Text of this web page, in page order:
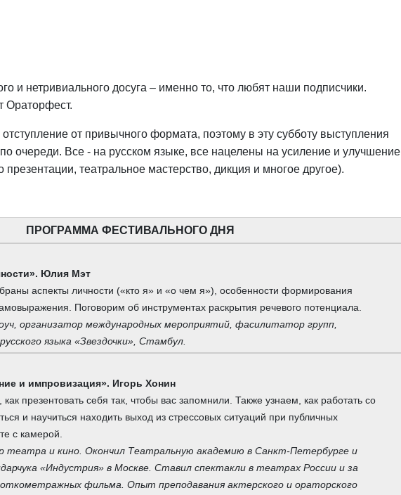
и нетривиального досуга – именно то, что любят наши подписчики.
Ораторфест.
от привычного формата, поэтому в эту субботу выступления
по очереди. Все - на русском языке, все нацелены на усиление и улучшение
презентации, театральное мастерство, дикция и многое другое).
ПРОГРАММА ФЕСТИВАЛЬНОГО ДНЯ
Юлия Мэт
аспекты личности («кто я» и «о чем я»), особенности формирования
Поговорим об инструментах раскрытия речевого потенциала.
организатор международных мероприятий, фасилитатор групп,
языка «Звездочки», Стамбул.
и импровизация». Игорь Хонин
презентовать себя так, чтобы вас запомнили. Также узнаем, как работать со
и научиться находить выход из стрессовых ситуаций при публичных
с камерой.
театра и кино. Окончил Театральную академию в Санкт-Петербурге и
«Индустрия» в Москве. Ставил спектакли в театрах России и за
фильма. Опыт преподавания актерского и ораторского